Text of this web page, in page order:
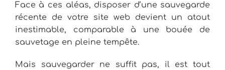
Face à ces aléas, disposer d’une sauvegarde
récente de votre site web devient un atout
inestimable, comparable à une bouée de
sauvetage en pleine tempête.
Mais sauvegarder ne suffit pas, il est tout